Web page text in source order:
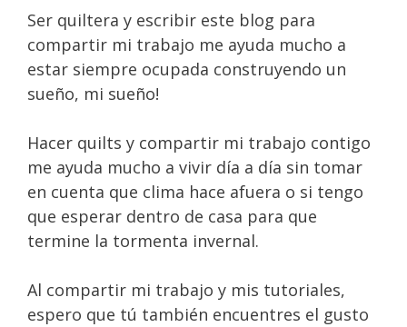
Ser quiltera y escribir este blog para
compartir mi trabajo me ayuda mucho a
estar siempre ocupada construyendo un
sueño, mi sueño!
Hacer quilts y compartir mi trabajo contigo
me ayuda mucho a vivir día a día sin tomar
en cuenta que clima hace afuera o si tengo
que esperar dentro de casa para que
termine la tormenta invernal.
Al compartir mi trabajo y mis tutoriales,
espero que tú también encuentres el gusto